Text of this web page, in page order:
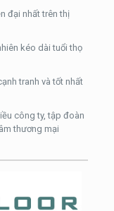
đại nhất trên thị
kéo dài tuổi thọ
tranh và tốt nhất
công ty, tập đoàn
thương mại